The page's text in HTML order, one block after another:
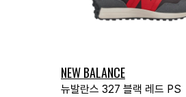
NEW BALANCE
뉴발란스 327 블랙 레드 PS